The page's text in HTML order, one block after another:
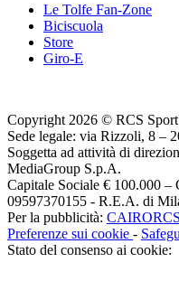
Le Tolfe Fan-Zone
Biciscuola
Store
Giro-E
Copyright 2026 © RCS
Sede legale: via Rizzoli, 8 –
Soggetta ad attività di
MediaGroup S.p.A.
Capitale Sociale € 100.000
09597370155 - R.E.A. di
Per la pubblicità:
Preferenze sui cookie -
Stato del consenso ai cookie: